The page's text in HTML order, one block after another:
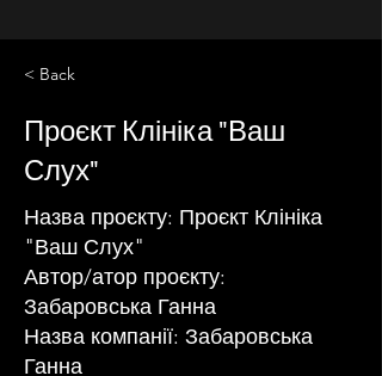
< Back
Проєкт Клініка "Ваш
Слух"
Назва проєкту: Проєкт Клініка
"Ваш Слух"
Автор/атор проєкту:
Забаровська Ганна
Назва компанії: Забаровська
Ганна